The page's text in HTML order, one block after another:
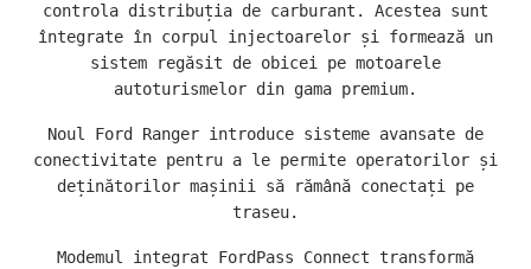
controla distribuția de carburant. Acestea sunt
întegrate în corpul injectoarelor și formează un
sistem regăsit de obicei pe motoarele
autoturismelor din gama premium.
Noul Ford Ranger introduce sisteme avansate de
conectivitate pentru a le permite operatorilor și
deținătorilor mașinii să rămână conectați pe
traseu.
Modemul integrat FordPass Connect transformă